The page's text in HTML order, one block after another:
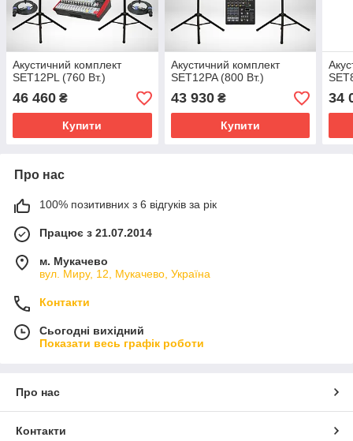
Акустичний комплект
SET12PL (760 Вт.)
46 460 ₴
Купити
Акустичний комплект
SET12PA (800 Вт.)
43 930₴
Купити
34
Про нас
100% позитивних з 6 відгуків за рік
Працює з 21.07.2014
м. Мукачево
вул. Миру, 12, Мукачево, Україна
Контакти
Сьогодні вихідний
Показати весь графік роботи
Про нас
Контакти